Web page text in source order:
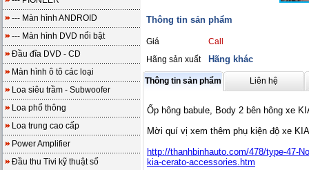
--- Màn hình ANDROID
--- Màn hình DVD nổi bật
Đầu đĩa DVD - CD
Màn hình ô tô các loại
Loa siêu trầm - Subwoofer
Loa phổ thông
Loa trung cao cấp
Power Amplifier
Đầu thu Tivi kỹ thuật số
Thông tin sản phẩm
Giá
Call
Hãng sản xuất
Hãng khác
Thông tin sản phẩm Liên hệ
Ốp hông babule, Body 2 bên hông xe
Mời quí vị xem thêm phụ kiện độ xe
http://thanhbinhauto.com/478/type-47-
kia-cerato-accessories.htm